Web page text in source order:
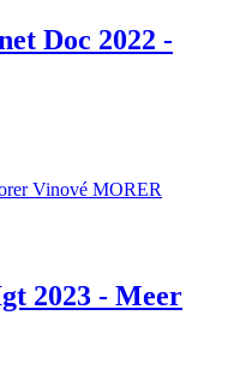
Doc 2022 -
2023 - Meer